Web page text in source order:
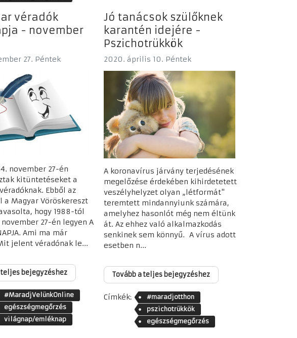
véradók
- november
27. Péntek
november 27-én
kitüntetéseket a
Ebből az
a Magyar Vöröskereszt
hogy 1988-tól
november 27-én legyen A
Ami ma már
jelent véradónak le...
teljes bejegyzéshez
#MaradjVelünkOnline
egészségmegőrzés
világnap/emléknap
Jó tanácsok szülőknek
karantén idejére -
Pszichotrükkök
2020. április 10. Péntek
A koronavírus járvány terjedésének
megelőzése érdekében kihirdetetett
veszélyhelyzet olyan „létformát"
teremtett mindannyiunk számára,
amelyhez hasonlót még nem éltünk
át. Az ehhez való alkalmazkodás
senkinek sem könnyű. A vírus adott
esetben n...
Tovább a teljes bejegyzéshez
Címkék:
#maradjotthon
pszichotrükkök
egészségmegőrzés